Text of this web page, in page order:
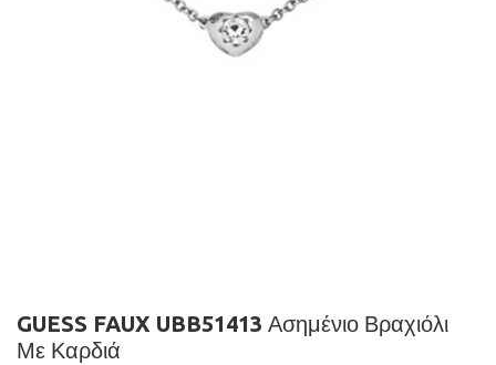
GUESS FAUX UBB51413 Ασημένιο Βραχιόλι
Με Καρδιά